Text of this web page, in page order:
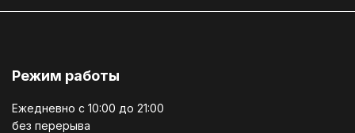
Режим работы
Ежедневно c 10:00 до 21:00
без перерыва